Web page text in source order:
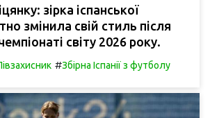
зірка іспанської
змінила свій стиль після
світу 2026 року.
#Збірна Іспанії з футболу